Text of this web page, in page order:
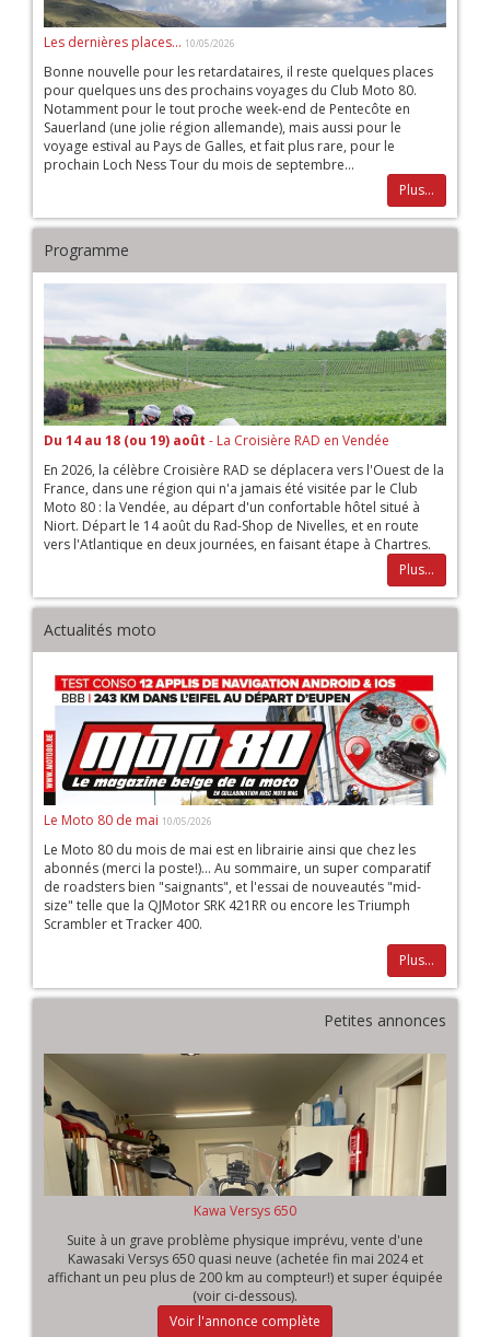
Les dernières places... 10/05/2026
Bonne nouvelle pour les retardataires, il reste quelques places
pour quelques uns des prochains voyages du Club Moto 80.
Notamment pour le tout proche week-end de Pentecôte en
Sauerland (une jolie région allemande), mais aussi pour le
voyage estival au Pays de Galles, et fait plus rare, pour le
prochain Loch Ness Tour du mois de septembre...
Plus...
Programme
Du 14 au 18 (ou 19) août - La Croisière RAD en Vendée
En 2026, la célèbre Croisière RAD se déplacera vers l'Ouest de la
France, dans une région qui n'a jamais été visitée par le Club
Moto 80 : la Vendée, au départ d'un confortable hôtel situé à
Niort. Départ le 14 août du Rad-Shop de Nivelles, et en route
vers l'Atlantique en deux journées, en faisant étape à Chartres.
Plus...
Actualités moto
Le Moto 80 de mai 10/05/2026
Le Moto 80 du mois de mai est en librairie ainsi que chez les
abonnés (merci la poste!)... Au sommaire, un super comparatif
de roadsters bien "saignants", et l'essai de nouveautés "mid-
size" telle que la QJMotor SRK 421RR ou encore les Triumph
Scrambler et Tracker 400.
Plus...
Petites annonces
Kawa Versys 650
Suite à un grave problème physique imprévu, vente d'une
Kawasaki Versys 650 quasi neuve (achetée fin mai 2024 et
affichant un peu plus de 200 km au compteur!) et super équipée
(voir ci-dessous).
Voir l'annonce complète